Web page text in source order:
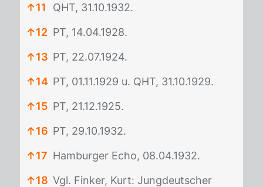
↑11
QHT, 31.10.1932.
↑12 PT, 14.04.1928.
↑13 PT, 22.07.1924.
↑14 PT, 01.11.1929 u. QHT, 31.10.1929.
↑15 PT, 21.12.1925.
↑16 PT, 29.10.1932.
↑17 Hamburger Echo, 08.04.1932.
↑18 Vgl. Finker, Kurt: Jungdeutscher